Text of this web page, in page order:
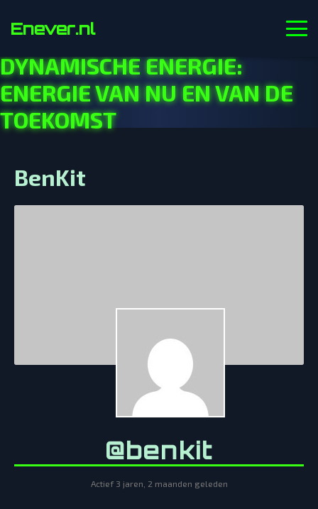
Enever.nl
DYNAMISCHE ENERGIE:
ENERGIE VAN NU EN VAN DE
TOEKOMST
BenKit
@benkit
Actief 3 jaren, 2 maanden geleden